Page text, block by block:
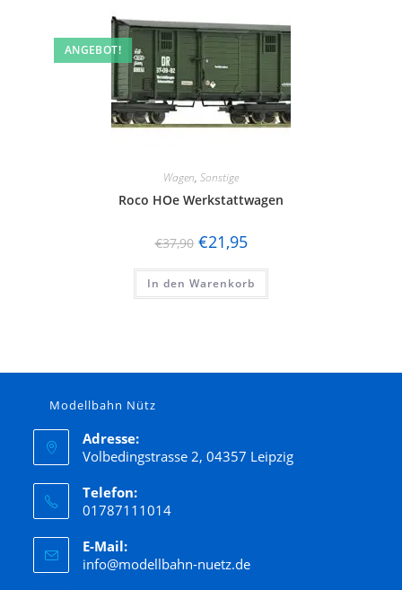
ANGEBOT!
Wagen, Sonstige
Roco HOe Werkstattwagen
€37,90 €21,95
In den Warenkorb
Modellbahn Nütz
Adresse:
Volbedingstrasse 2, 04357 Leipzig
Telefon:
01787111014
E-Mail:
info@modellbahn-nuetz.de